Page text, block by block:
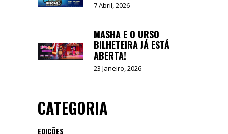
7 Abril, 2026
MASHA E O URSO
BILHETEIRA JÁ ESTÁ
ABERTA!
23 Janeiro, 2026
CATEGORIA
EDIÇÕES